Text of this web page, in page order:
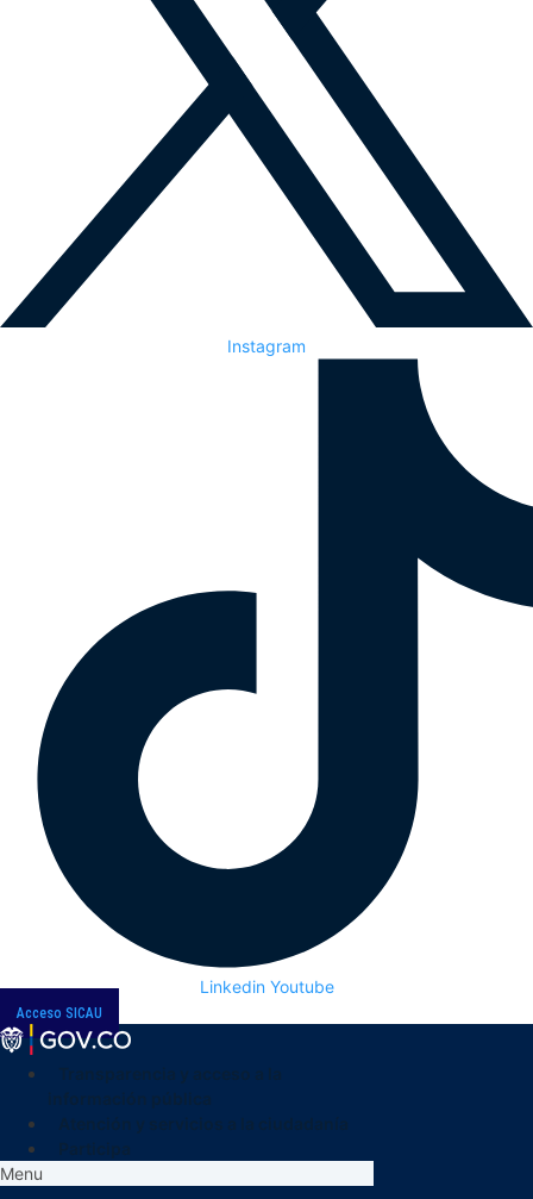
Instagram
Linkedin Youtube
Acceso SICAU
Menu